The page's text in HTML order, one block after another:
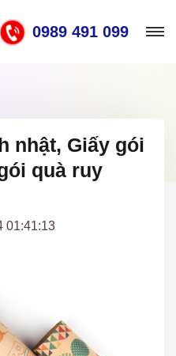
0989 491 099
nhật, Giấy gói
quà ruy
01:41:13